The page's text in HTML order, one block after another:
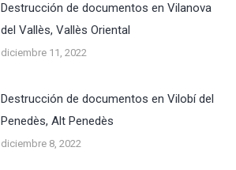
Destrucción de documentos en Vilanova
del Vallès, Vallès Oriental
diciembre 11, 2022
Destrucción de documentos en Vilobí del
Penedès, Alt Penedès
diciembre 8, 2022